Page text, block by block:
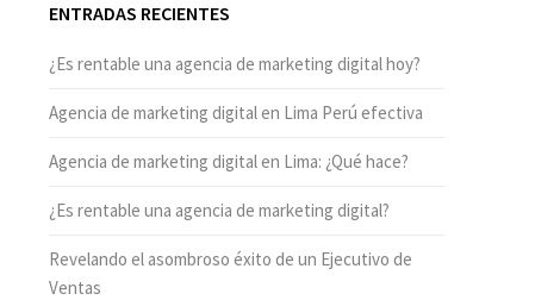
ENTRADAS RECIENTES
¿Es rentable una agencia de marketing digital hoy?
Agencia de marketing digital en Lima Perú efectiva
Agencia de marketing digital en Lima: ¿Qué hace?
¿Es rentable una agencia de marketing digital?
Revelando el asombroso éxito de un Ejecutivo de
Ventas